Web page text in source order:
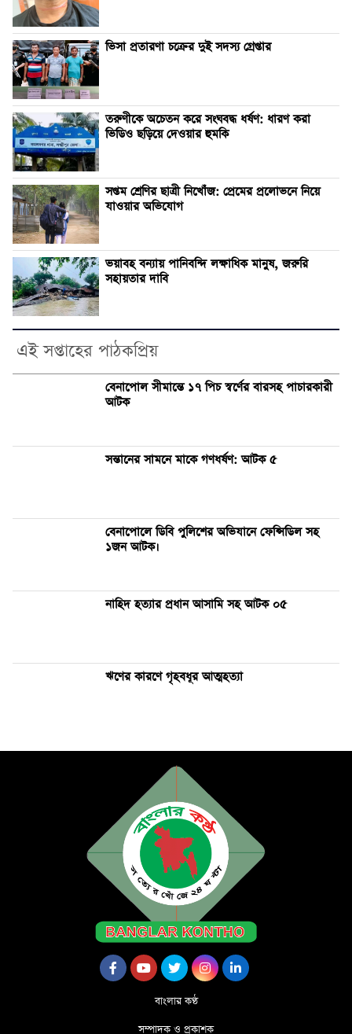
ভিসা প্রতারণা চক্রের দুই সদস্য গ্রেপ্তার
তরুণীকে অচেতন করে সংঘবদ্ধ ধর্ষণ: ধারণ করা
ভিডিও ছড়িয়ে দেওয়ার হুমকি
সপ্তম শ্রেণির ছাত্রী নিখোঁজ: প্রেমের প্রলোভনে নিয়ে
যাওয়ার অভিযোগ
ভয়াবহ বন্যায় পানিবন্দি লক্ষাধিক মানুষ, জরুরি
সহায়তার দাবি
এই সপ্তাহের পাঠকপ্রিয়
বেনাপোল সীমান্তে ১৭ পিচ স্বর্ণের বারসহ পাচারকারী
আটক
সন্তানের সামনে মাকে গণধর্ষণ: আটক ৫
বেনাপোলে ডিবি পুলিশের অভিযানে ফেন্সিডিল সহ
১জন আটক।
নাহিদ হত্যার প্রধান আসামি সহ আটক ০৫
ঋণের কারণে গৃহবধূর আত্মহত্যা
বাংলার কণ্ঠ
সম্পাদক ও প্রকাশক